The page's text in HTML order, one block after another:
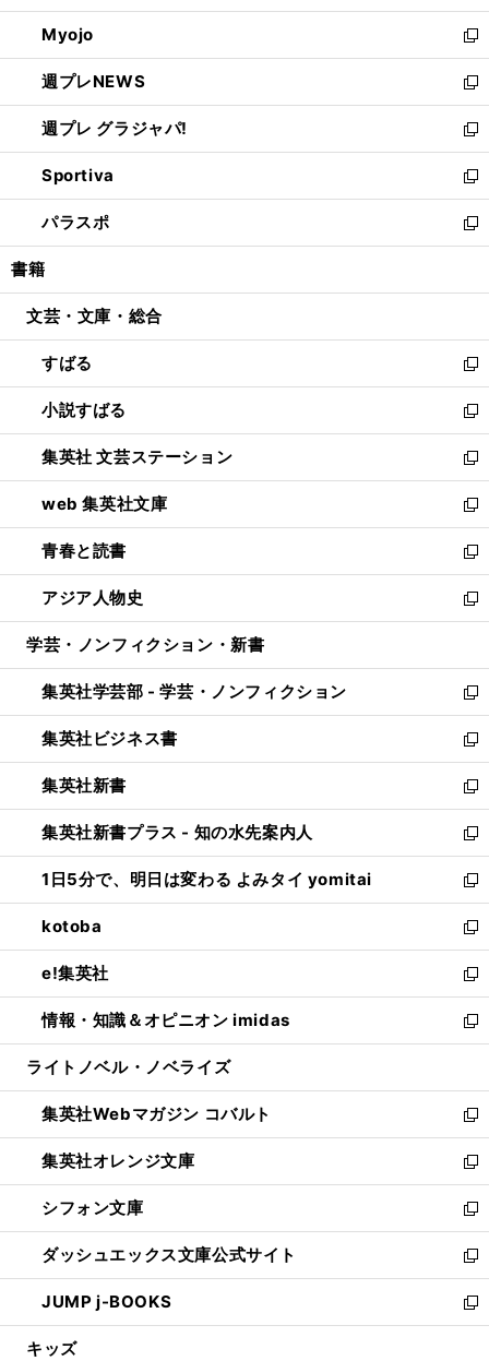
開
く
ウ
で
開
く
ン
ド
ウ
で
開
く
ウ
ィ
ン
ド
ウ
で
開
く
Myojo
新
し
い
ウ
ィ
ン
ド
ウ
で
開
週プレNEWS
新
し
い
ウ
ィ
ン
ド
ウ
開
週プレ グラジャパ!
新
し
い
ウ
ィ
ン
ウ
開
く
Sportiva
新
し
い
ウ
ン
ウ
で
開
く
パラスポ
新
し
ウ
ン
ド
ウ
で
開
く
書籍
文芸・文庫・総合
すばる
新
し
い
ウ
ィ
ン
ド
ウ
で
開
く
小説すばる
新
し
い
ウ
ィ
ン
ド
ウ
で
開
集英社 文芸ステーション
新
し
い
ウ
ィ
ン
ド
ウ
開
く
web 集英社文庫
新
し
い
ウ
ィ
ン
ウ
で
開
く
青春と読書
新
し
い
ウ
ン
ド
ウ
で
開
く
アジア人物史
新
し
ウ
ィ
ン
ド
ウ
で
開
く
学芸・ノンフィクション・新書
集英社学芸部 - 学芸・ノンフィクション
新
し
い
ウ
ィ
ン
ド
ウ
で
開
く
集英社ビジネス書
新
し
い
ウ
ィ
ン
ド
ウ
で
開
く
集英社新書
新
し
い
ウ
ィ
ン
ド
ウ
で
開
く
集英社新書プラス - 知の水先案内人
新
し
い
ウ
ィ
ン
ド
ウ
で
開
1日5分で、明日は変わる よみタイ yomitai
新
し
い
ウ
ィ
ン
ド
ウ
開
く
kotoba
新
し
い
ウ
ィ
ン
ウ
で
開
く
e!集英社
新
し
い
ウ
ン
ド
ウ
で
開
く
情報・知識＆オピニオン imidas
新
し
ウ
ィ
ン
ド
ウ
で
開
く
ライトノベル・ノベライズ
集英社Webマガジン コバルト
新
し
い
ウ
ィ
ン
ド
ウ
で
開
集英社オレンジ文庫
新
し
い
ウ
ィ
ン
ド
ウ
シフォン文庫
新
し
い
ウ
ィ
ン
ダッシュエックス文庫公式サイト
新
し
い
ウ
JUMP j-BOOKS
新
し
キッズ